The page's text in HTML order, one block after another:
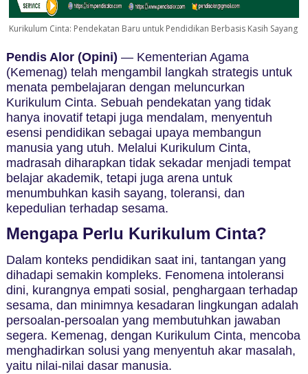
Kurikulum Cinta: Pendekatan Baru untuk Pendidikan Berbasis Kasih Sayang
Pendis Alor (Opini) — Kementerian Agama
(Kemenag) telah mengambil langkah strategis untuk
menata pembelajaran dengan meluncurkan
Kurikulum Cinta. Sebuah pendekatan yang tidak
hanya inovatif tetapi juga mendalam, menyentuh
esensi pendidikan sebagai upaya membangun
manusia yang utuh. Melalui Kurikulum Cinta,
madrasah diharapkan tidak sekadar menjadi tempat
belajar akademik, tetapi juga arena untuk
menumbuhkan kasih sayang, toleransi, dan
kepedulian terhadap sesama.
Mengapa Perlu Kurikulum Cinta?
Dalam konteks pendidikan saat ini, tantangan yang
dihadapi semakin kompleks. Fenomena intoleransi
dini, kurangnya empati sosial, penghargaan terhadap
sesama, dan minimnya kesadaran lingkungan adalah
persoalan-persoalan yang membutuhkan jawaban
segera. Kemenag, dengan Kurikulum Cinta, mencoba
menghadirkan solusi yang menyentuh akar masalah,
yaitu nilai-nilai dasar manusia.